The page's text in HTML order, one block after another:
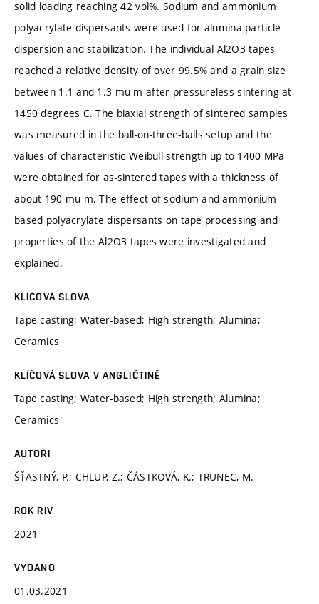
solid loading reaching 42 vol%. Sodium and ammonium
polyacrylate dispersants were used for alumina particle
dispersion and stabilization. The individual Al2O3 tapes
reached a relative density of over 99.5% and a grain size
between 1.1 and 1.3 mu m after pressureless sintering at
1450 degrees C. The biaxial strength of sintered samples
was measured in the ball-on-three-balls setup and the
values of characteristic Weibull strength up to 1400 MPa
were obtained for as-sintered tapes with a thickness of
about 190 mu m. The effect of sodium and ammonium-
based polyacrylate dispersants on tape processing and
properties of the Al2O3 tapes were investigated and
explained.
KLÍČOVÁ SLOVA
Tape casting; Water-based; High strength; Alumina;
Ceramics
KLÍČOVÁ SLOVA V ANGLIČTINĚ
Tape casting; Water-based; High strength; Alumina;
Ceramics
AUTOŘI
ŠŤASTNÝ, P.; CHLUP, Z.; ČÁSTKOVÁ, K.; TRUNEC, M.
ROK RIV
2021
VYDÁNO
01.03.2021